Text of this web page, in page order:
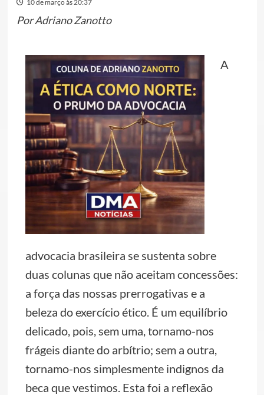
10 de março às 20:37
Por Adriano Zanotto
A
advocacia brasileira se sustenta sobre
duas colunas que não aceitam concessões:
a força das nossas prerrogativas e a
beleza do exercício ético. É um equilíbrio
delicado, pois, sem uma, tornamo-nos
frágeis diante do arbítrio; sem a outra,
tornamo-nos simplesmente indignos da
beca que vestimos. Esta foi a reflexão